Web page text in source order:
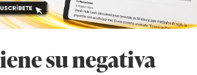
su negativa